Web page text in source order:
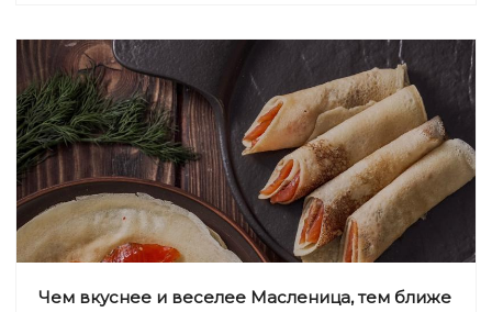
Чем вкуснее и веселее Масленица, тем ближе